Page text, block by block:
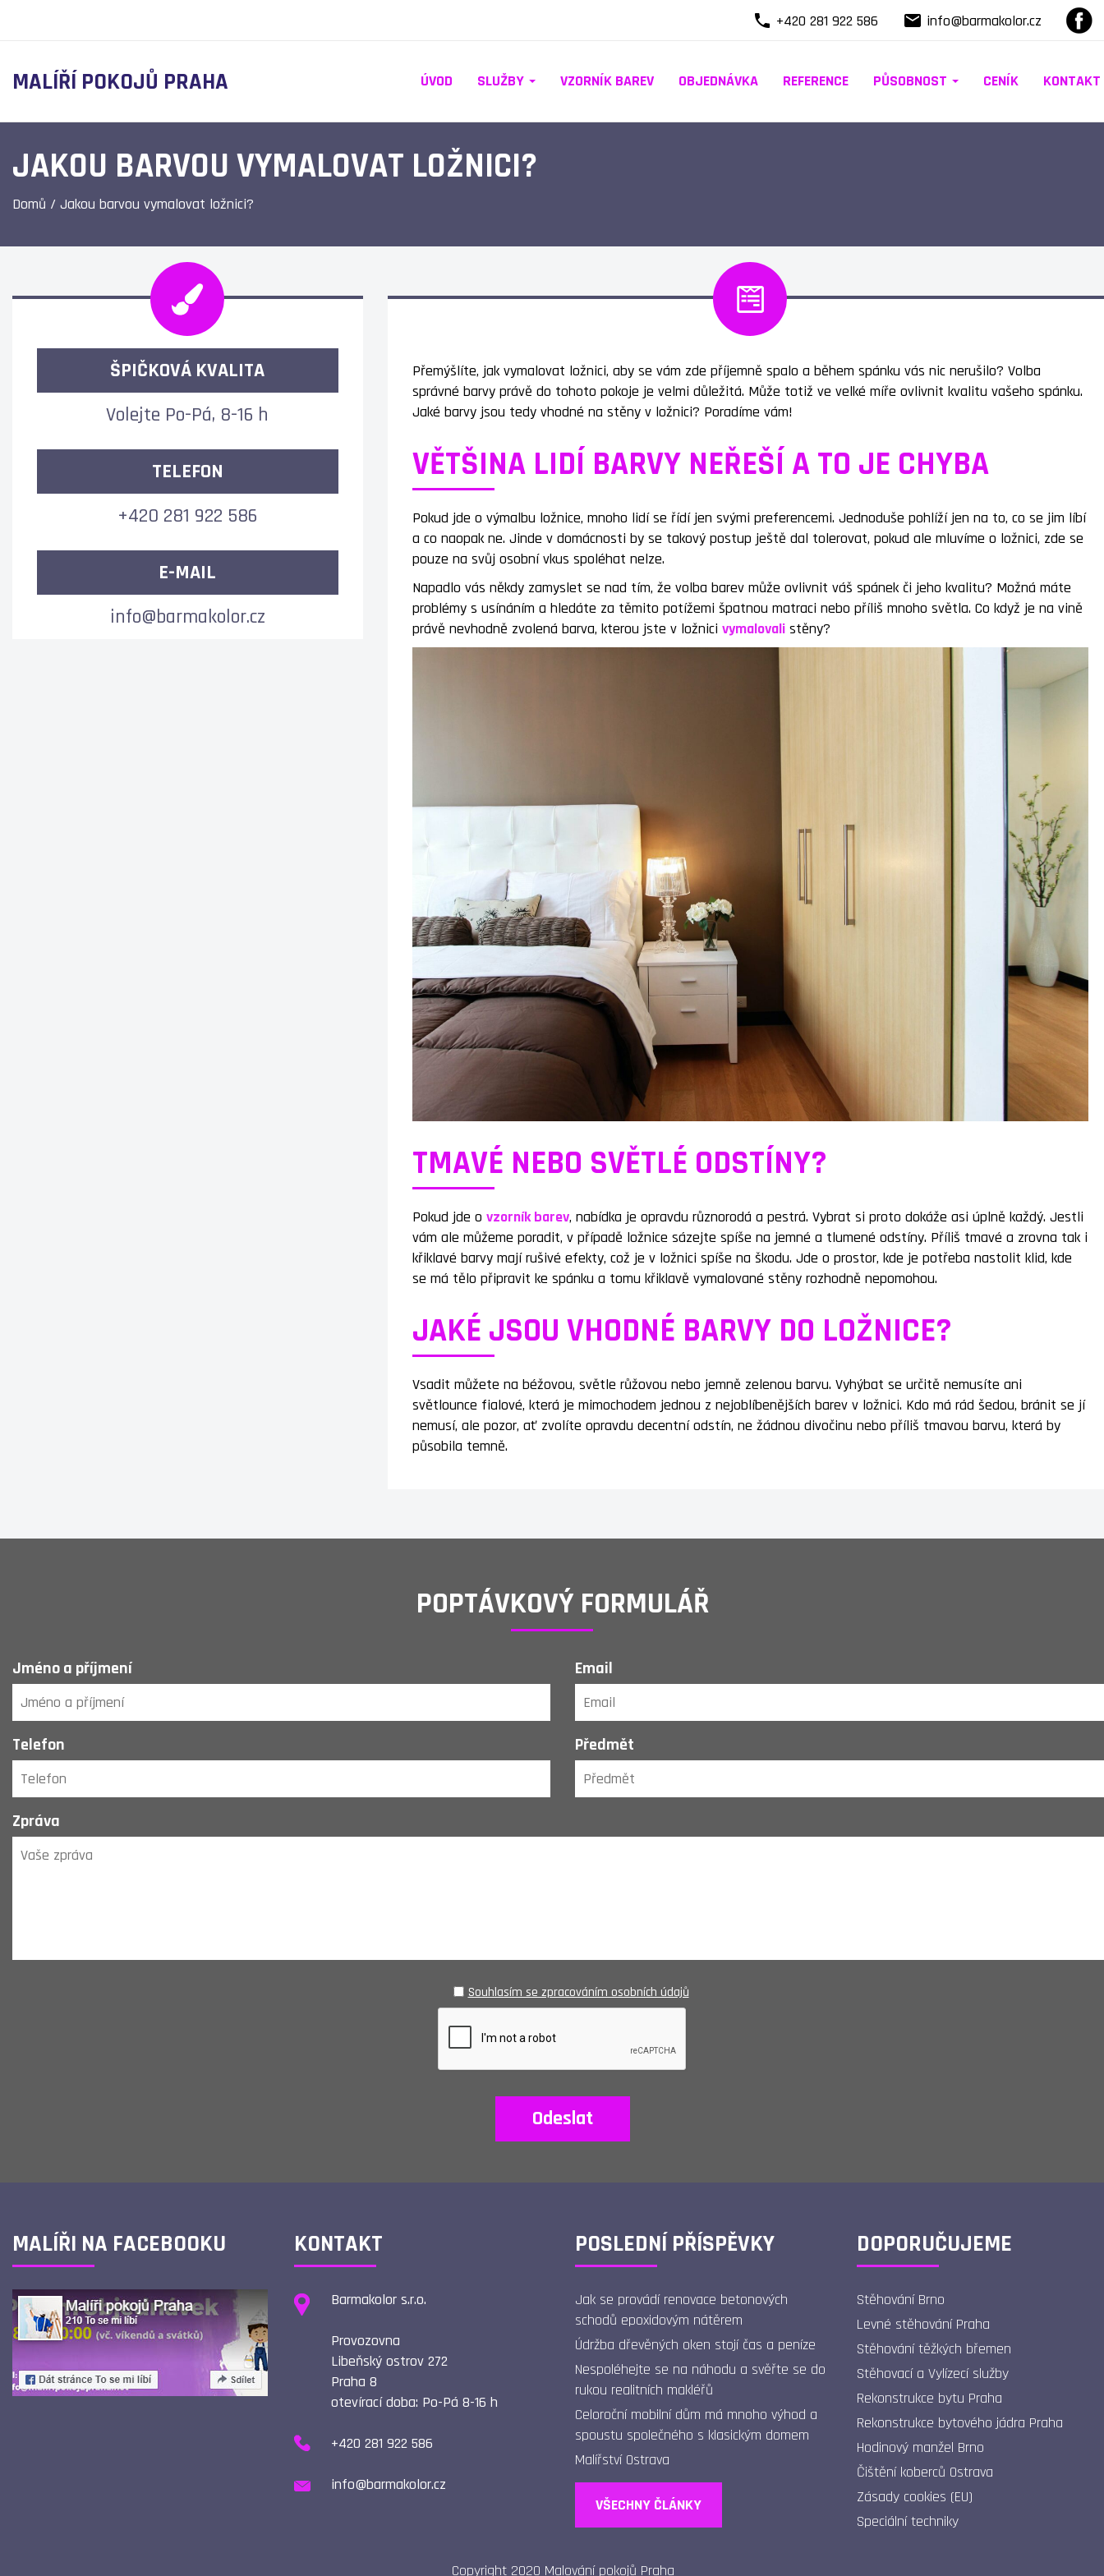
local_phone +420 281 922 586 local_post_office info@barmakolor.cz
MALÍŘÍ POKOJŮ PRAHA ÚVOD SLUŽBY VZORNÍK BAREV OBJEDNÁVKA REFERENCE PŮSOBNOST CENÍK KONTAKT
JAKOU BARVOU VYMALOVAT LOŽNICI?
Domů / Jakou barvou vymalovat ložnici?
ŠPIČKOVÁ KVALITA
Volejte Po-Pá, 8-16 h
TELEFON
+420 281 922 586
E-MAIL
info@barmakolor.cz
Přemýšlíte, jak vymalovat ložnici, aby se vám zde příjemně spalo a během spánku vás nic nerušilo? Volba
správné barvy právě do tohoto pokoje je velmi důležitá. Může totiž ve velké míře ovlivnit kvalitu vašeho spánku.
Jaké barvy jsou tedy vhodné na stěny v ložnici? Poradíme vám!
VĚTŠINA LIDÍ BARVY NEŘEŠÍ A TO JE CHYBA
Pokud jde o výmalbu ložnice, mnoho lidí se řídí jen svými preferencemi. Jednoduše pohlíží jen na to, co se jim líbí
a co naopak ne. Jinde v domácnosti by se takový postup ještě dal tolerovat, pokud ale mluvíme o ložnici, zde se
pouze na svůj osobní vkus spoléhat nelze.
Napadlo vás někdy zamyslet se nad tím, že volba barev může ovlivnit váš spánek či jeho kvalitu? Možná máte
problémy s usínáním a hledáte za těmito potížemi špatnou matraci nebo příliš mnoho světla. Co když je na vině
právě nevhodně zvolená barva, kterou jste v ložnici vymalovali stěny?
TMAVÉ NEBO SVĚTLÉ ODSTÍNY?
Pokud jde o vzorník barev, nabídka je opravdu různorodá a pestrá. Vybrat si proto dokáže asi úplně každý. Jestli
vám ale můžeme poradit, v případě ložnice sázejte spíše na jemné a tlumené odstíny. Příliš tmavé a zrovna tak i
křiklavé barvy mají rušivé efekty, což je v ložnici spíše na škodu. Jde o prostor, kde je potřeba nastolit klid, kde
se má tělo připravit ke spánku a tomu křiklavě vymalované stěny rozhodně nepomohou.
JAKÉ JSOU VHODNÉ BARVY DO LOŽNICE?
Vsadit můžete na béžovou, světle růžovou nebo jemně zelenou barvu. Vyhýbat se určitě nemusíte ani
světlounce fialové, která je mimochodem jednou z nejoblíbenějších barev v ložnici. Kdo má rád šedou, bránit se jí
nemusí, ale pozor, ať zvolíte opravdu decentní odstín, ne žádnou divočinu nebo příliš tmavou barvu, která by
působila temně.
POPTÁVKOVÝ FORMULÁŘ
Jméno a příjmení Email
Telefon Předmět
Zpráva
Souhlasím se zpracováním osobních údajů
MALÍŘI NA FACEBOOKU KONTAKT
Barmakolor s.r.o.
Provozovna
Libeňský ostrov 272
Praha 8
otevírací doba: Po-Pá 8-16 h
+420 281 922 586
info@barmakolor.cz
POSLEDNÍ PŘÍSPĚVKY
Jak se provádí renovace betonových
schodů epoxidovým nátěrem
Údržba dřevěných oken stojí čas a peníze
Nespoléhejte se na náhodu a svěřte se do
rukou realitních makléřů
Celoroční mobilní dům má mnoho výhod a
spoustu společného s klasickým domem
Malířství Ostrava
VŠECHNY ČLÁNKY
DOPORUČUJEME
Stěhování Brno
Levné stěhování Praha
Stěhování těžkých břemen
Stěhovací a Vylízecí služby
Rekonstrukce bytu Praha
Rekonstrukce bytového jádra Praha
Hodinový manžel Brno
Čištění koberců Ostrava
Zásady cookies (EU)
Speciální techniky
Copyright 2020 Malování pokojů Praha